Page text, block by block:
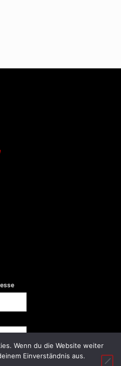
Wenn du die Website weiter
Einverständnis aus.